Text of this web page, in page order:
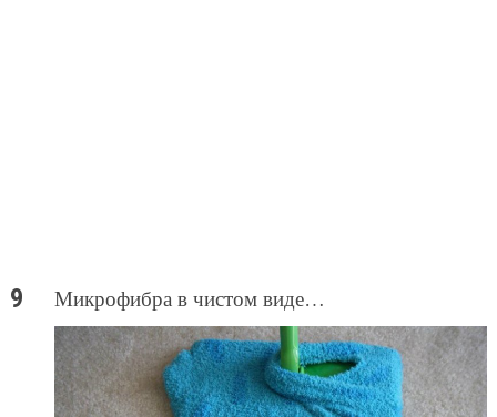
Микрофибра в чистом виде…